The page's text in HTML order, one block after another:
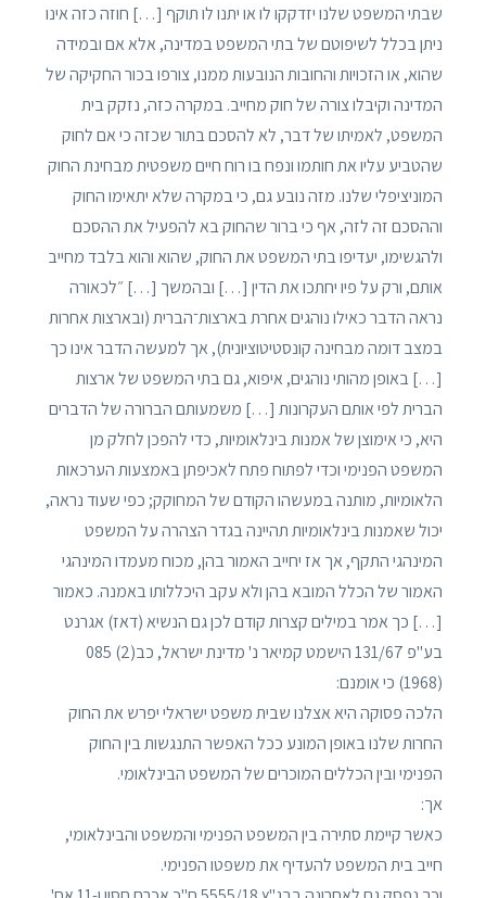
שבתי המשפט שלנו יזדקקו לו או יתנו לו תוקף […] חוזה כזה אינו
ניתן בכלל לשיפוטם של בתי המשפט במדינה, אלא אם ובמידה
שהוא, או הזכויות והחובות הנובעות ממנו, צורפו בכור החקיקה של
המדינה וקיבלו צורה של חוק מחייב. במקרה כזה, נזקק בית
המשפט, לאמיתו של דבר, לא להסכם בתור שכזה כי אם לחוק
שהטביע עליו את חותמו ונפח בו רוח חיים משפטית מבחינת החוק
המוניציפלי שלנו. מזה נובע גם, כי במקרה שלא יתאימו החוק
וההסכם זה לזה, אף כי ברור שהחוק בא להפעיל את ההסכם
ולהגשימו, יעדיפו בתי המשפט את החוק, שהוא והוא בלבד מחייב
אותם, ורק על פיו יחתכו את הדין […] ובהמשך […] ״לכאורה
נראה הדבר כאילו נוהגים אחרת בארצות־הברית (ובארצות אחרות
במצב דומה מבחינה קונסטיטוציונית), אך למעשה הדבר אינו כך
[…] באופן מהותי נוהגים, איפוא, גם בתי המשפט של ארצות
הברית לפי אותם העקרונות […] משמעותם הברורה של הדברים
היא, כי אימוצן של אמנות בינלאומיות, כדי להפכן לחלק מן
המשפט הפנימי וכדי לפתוח פתח לאכיפתן באמצעות הערכאות
הלאומיות, מותנה במעשהו הקודם של המחוקק; כפי שעוד נראה,
יכול שאמנות בינלאומיות תהיינה בגדר הצהרה על המשפט
המינהגי התקף, אך אז יחייב האמור בהן, מכוח מעמדו המינהגי
האמור של הכלל המובא בהן ולא עקב היכללותו באמנה. כאמור
[…] כך אמר במילים קצרות קודם לכן גם הנשיא (דאז) אגרנט
בע"פ 131/67 הישמט קמיאר נ' מדינת ישראל, כב(2) 085
(1968)‏‏ כי אומנם:
הלכה פסוקה היא אצלנו שבית משפט ישראלי יפרש את החוק
החרות שלנו באופן המונע ככל האפשר התנגשות בין החוק
הפנימי ובין הכללים המוכרים של המשפט הבינלאומי.
אך:
כאשר קיימת סתירה בין המשפט הפנימי והמשפט והבינלאומי,
חייב בית המשפט להעדיף את משפטו הפנימי.